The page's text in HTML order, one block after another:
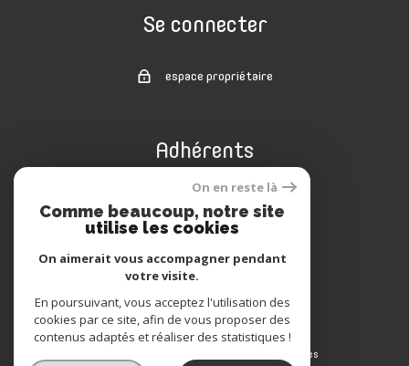
Se connecter
espace propriétaire
Adhérents
© 2022 Tous droits réservés
Nos honoraires
On en reste là
Comme beaucoup, notre site
utilise les cookies
On aimerait vous accompagner pendant
votre visite.
En poursuivant, vous acceptez l'utilisation des
cookies par ce site, afin de vous proposer des
contenus adaptés et réaliser des statistiques !